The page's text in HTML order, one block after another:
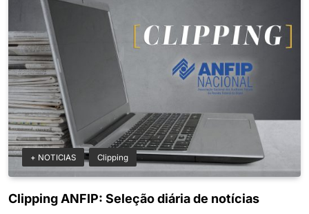
+ NOTICIAS Clipping
Clipping ANFIP: Seleção diária de notícias